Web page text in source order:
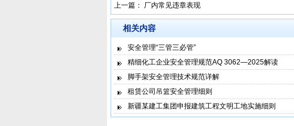
上一篇： 厂内常见违章表现
相关内容
安全管理“三管三必管”
精细化工企业安全管理规范AQ 3062—2025解读
脚手架安全管理技术规范详解
租赁公司吊篮安全管理细则
新疆某建工集团申报建筑工程文明工地实施细则